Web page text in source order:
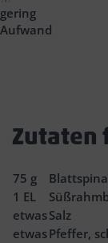
gering
Aufwand
Zutaten
75 g
1 EL
etwasSalz
etwasPfeffer,